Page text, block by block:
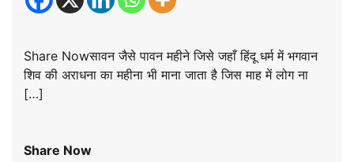
Share Nowसावन जैसे पावन महीने जिसे जहाँ हिंदू धर्म में भगवान
शिव की अराधना का महीना भी माना जाता है जिस माह में लोग ना
[…]
Share Now